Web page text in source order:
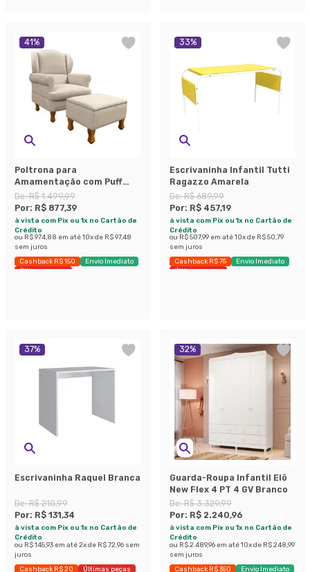
41%
Poltrona para
Amamentação com Puff
Sabrina Linho Bege
De:R$ 1.499,99
Por: R$ 877,39
à vista com Pix ou 1x no Cartão de
Crédito
ou R$ 974,88 em até10x de R$ 97,48
sem juros
Cashback R$ 150
Envio Imediato
Últimas peças
33%
Escrivaninha Infantil Tutti
Ragazzo Amarela
De:R$ 689,99
Por: R$ 457,19
à vista com Pix ou 1x no Cartão de
Crédito
ou R$ 507,99 em até10x de R$ 50,79
sem juros
Cashback R$ 75
Envio Imediato
Últimas peças
37%
Escrivaninha Raquel Branca
De:R$ 210,99
Por: R$ 131,34
à vista com Pix ou 1x no Cartão de
Crédito
ou R$ 145,93 em até2x de R$ 72,96 sem
juros
Cashback R$ 20
Últimas peças
32%
Guarda-Roupa Infantil Elô
New Flex 4 PT 4 GV Branco
De:R$ 3.329,99
Por: R$ 2.240,96
à vista com Pix ou 1x no Cartão de
Crédito
ou R$ 2.489,96 em até10x de R$ 248,99
sem juros
Cashback R$ 350
Envio Imediato